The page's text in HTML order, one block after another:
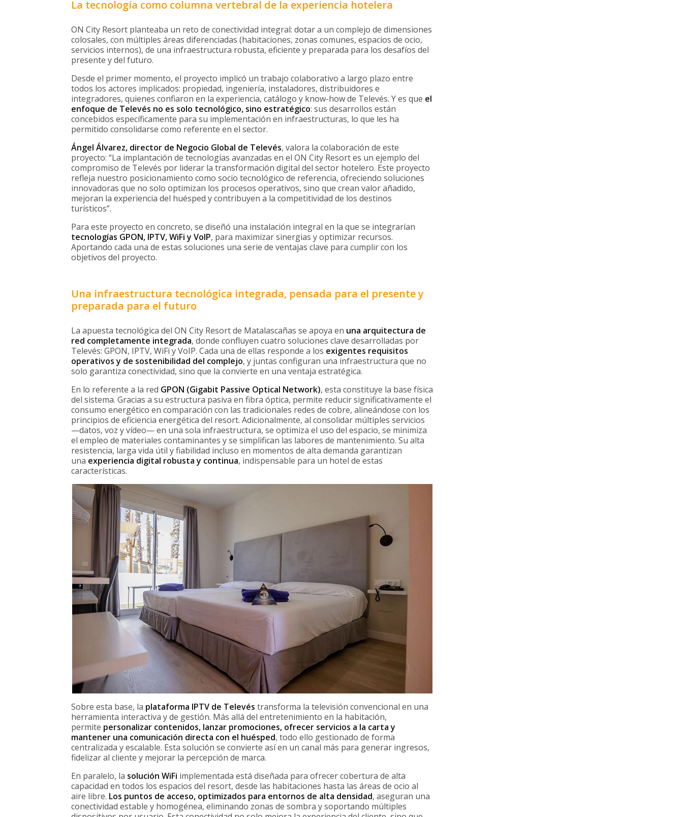
La tecnología como columna vertebral de la experiencia hotelera
ON City Resort planteaba un reto de conectividad integral: dotar a un complejo de dimensiones
colosales, con múltiples áreas diferenciadas (habitaciones, zonas comunes, espacios de ocio,
servicios internos), de una infraestructura robusta, eficiente y preparada para los desafíos del
presente y del futuro.
Desde el primer momento, el proyecto implicó un trabajo colaborativo a largo plazo entre
todos los actores implicados: propiedad, ingeniería, instaladores, distribuidores e
integradores, quienes confiaron en la experiencia, catálogo y know-how de Televés. Y es que el
enfoque de Televés no es solo tecnológico, sino estratégico: sus desarrollos están
concebidos específicamente para su implementación en infraestructuras, lo que les ha
permitido consolidarse como referente en el sector.
Ángel Álvarez, director de Negocio Global de Televés, valora la colaboración de este
proyecto: “La implantación de tecnologías avanzadas en el ON City Resort es un ejemplo del
compromiso de Televés por liderar la transformación digital del sector hotelero. Este proyecto
refleja nuestro posicionamiento como socio tecnológico de referencia, ofreciendo soluciones
innovadoras que no solo optimizan los procesos operativos, sino que crean valor añadido,
mejoran la experiencia del huésped y contribuyen a la competitividad de los destinos
turísticos”.
Para este proyecto en concreto, se diseñó una instalación integral en la que se integrarían
tecnologías GPON, IPTV, WiFi y VoIP, para maximizar sinergias y optimizar recursos.
Aportando cada una de estas soluciones una serie de ventajas clave para cumplir con los
objetivos del proyecto.
Una infraestructura tecnológica integrada, pensada para el presente y
preparada para el futuro
La apuesta tecnológica del ON City Resort de Matalascañas se apoya en una arquitectura de
red completamente integrada, donde confluyen cuatro soluciones clave desarrolladas por
Televés: GPON, IPTV, WiFi y VoIP. Cada una de ellas responde a los exigentes requisitos
operativos y de sostenibilidad del complejo, y juntas configuran una infraestructura que no
solo garantiza conectividad, sino que la convierte en una ventaja estratégica.
En lo referente a la red GPON (Gigabit Passive Optical Network), esta constituye la base física
del sistema. Gracias a su estructura pasiva en fibra óptica, permite reducir significativamente el
consumo energético en comparación con las tradicionales redes de cobre, alineándose con los
principios de eficiencia energética del resort. Adicionalmente, al consolidar múltiples servicios
—datos, voz y vídeo— en una sola infraestructura, se optimiza el uso del espacio, se minimiza
el empleo de materiales contaminantes y se simplifican las labores de mantenimiento. Su alta
resistencia, larga vida útil y fiabilidad incluso en momentos de alta demanda garantizan
una experiencia digital robusta y continua, indispensable para un hotel de estas
características.
Sobre esta base, la plataforma IPTV de Televés transforma la televisión convencional en una
herramienta interactiva y de gestión. Más allá del entretenimiento en la habitación,
permite personalizar contenidos, lanzar promociones, ofrecer servicios a la carta y
mantener una comunicación directa con el huésped, todo ello gestionado de forma
centralizada y escalable. Esta solución se convierte así en un canal más para generar ingresos,
fidelizar al cliente y mejorar la percepción de marca.
En paralelo, la solución WiFi implementada está diseñada para ofrecer cobertura de alta
capacidad en todos los espacios del resort, desde las habitaciones hasta las áreas de ocio al
aire libre. Los puntos de acceso, optimizados para entornos de alta densidad, aseguran una
conectividad estable y homogénea, eliminando zonas de sombra y soportando múltiples